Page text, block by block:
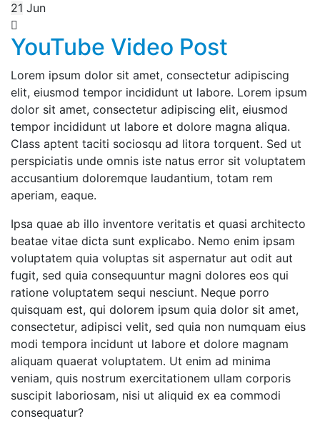
21 Jun
YouTube Video Post
Lorem ipsum dolor sit amet, consectetur adipiscing
elit, eiusmod tempor incididunt ut labore. Lorem ipsum
dolor sit amet, consectetur adipiscing elit, eiusmod
tempor incididunt ut labore et dolore magna aliqua.
Class aptent taciti sociosqu ad litora torquent. Sed ut
perspiciatis unde omnis iste natus error sit voluptatem
accusantium doloremque laudantium, totam rem
aperiam, eaque.
Ipsa quae ab illo inventore veritatis et quasi architecto
beatae vitae dicta sunt explicabo. Nemo enim ipsam
voluptatem quia voluptas sit aspernatur aut odit aut
fugit, sed quia consequuntur magni dolores eos qui
ratione voluptatem sequi nesciunt. Neque porro
quisquam est, qui dolorem ipsum quia dolor sit amet,
consectetur, adipisci velit, sed quia non numquam eius
modi tempora incidunt ut labore et dolore magnam
aliquam quaerat voluptatem. Ut enim ad minima
veniam, quis nostrum exercitationem ullam corporis
suscipit laboriosam, nisi ut aliquid ex ea commodi
consequatur?